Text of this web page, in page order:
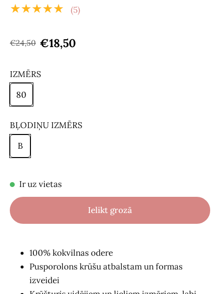
★★★★★ (5)
€24,50 €18,50
IZMĒRS
80
BĻODIŅU IZMĒRS
B
Ir uz vietas
Ielikt grozā
100% kokvilnas odere
Pusporolons krūšu atbalstam un formas
izveidei